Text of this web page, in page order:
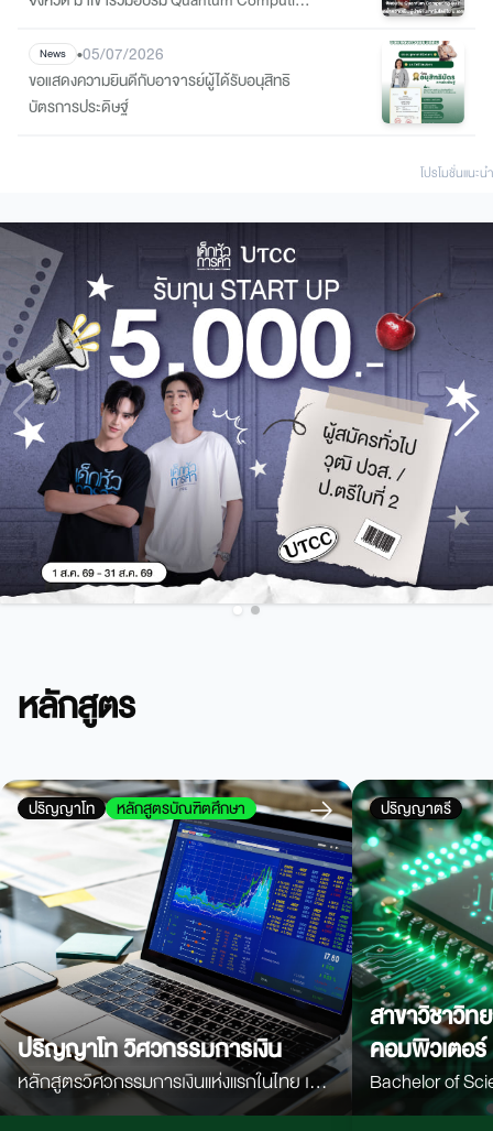
News •05/07/2026
ขอแสดงความยินดีกับอาจารย์ผู้ได้รับอนุสิทธิ
บัตรการประดิษฐ์
โปรโมชั่นแนะนํา
หลักสูตร
ปริญญาโท หลักสูตรบัณฑิตศึกษา
ปริญญาโท วิศวกรรมการเงิน
หลักสูตรวิศวกรรมการเงินแห่งแรกในไทย เน้น
คณิตศาสตร์ สถิติ Programming และ AI
ปริญญาตรี
สาขาวิชาวิท
คอมพิวเตอร์
Bachelor of
Computer